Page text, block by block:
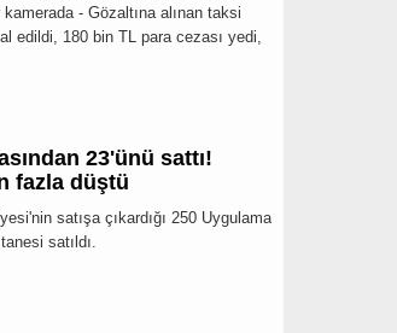
- Gözaltına alınan taksi
edildi, 180 bin TL para cezası yedi,
23'ünü sattı!
fazla düştü
satışa çıkardığı 250 Uygulama
satıldı.